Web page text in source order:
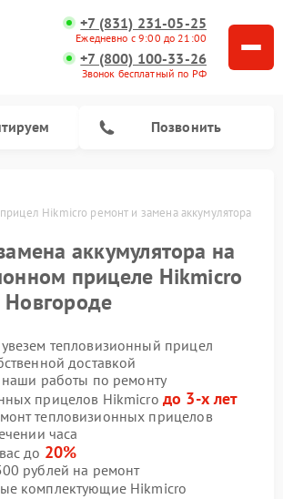
+7 (831) 231-05-25
Ежедневно с 9:00 до 21:00
+7 (800) 100-33-26
Звонок бесплатный по РФ
Позвонить
Hikmicro ремонт и замена аккумулятора
аккумулятора на
прицеле Hikmicro
тепловизионный прицел
доставкой
наши работы по ремонту
прицелов Hikmicro до 3-х лет
тепловизионных прицелов
часа
до 20%
рублей на ремонт
комплектующие Hikmicro